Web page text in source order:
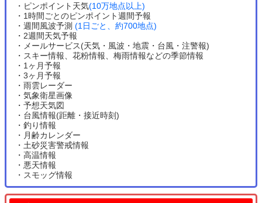
・ピンポイント天気(10万地点以上)
・1時間ごとのピンポイント週間予報
・週間風波予測 (1日ごと、約700地点)
・2週間天気予報
・メールサービス(天気・風波・地震・台風・注警報)
・スキー情報、花粉情報、梅雨情報などの季節情報
・1ヶ月予報
・3ヶ月予報
・雨雲レーダー
・気象衛星画像
・予想天気図
・台風情報(距離・接近時刻)
・釣り情報
・月齢カレンダー
・土砂災害警戒情報
・高温情報
・悪天情報
・スモッグ情報